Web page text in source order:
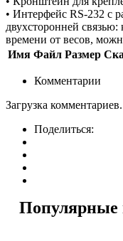
• Интерфейс RS-232 с
двухсторонней
времени от весов,
Имя Файл Размер
Комментарии
Загрузка
Поделиться:
Популярные